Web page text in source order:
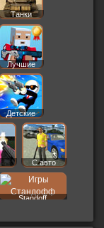
Танки
Лучшие
Детские
С авто
Standoff